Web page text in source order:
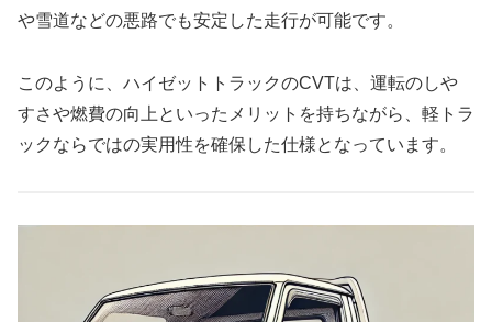
や雪道などの悪路でも安定した走行が可能です。
このように、ハイゼットトラックのCVTは、運転のしや
すさや燃費の向上といったメリットを持ちながら、軽トラ
ックならではの実用性を確保した仕様となっています。